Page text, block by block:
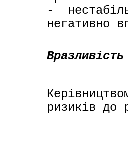
-
негативно
ризиків до